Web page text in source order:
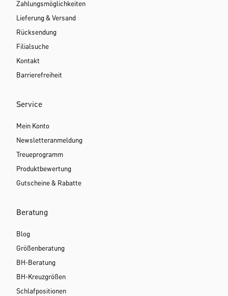
Zahlungsmöglichkeiten
Lieferung & Versand
Rücksendung
Filialsuche
Kontakt
Barrierefreiheit
Service
Mein Konto
Newsletteranmeldung
Treueprogramm
Produktbewertung
Gutscheine & Rabatte
Beratung
Blog
Größenberatung
BH-Beratung
BH-Kreuzgrößen
Schlafpositionen